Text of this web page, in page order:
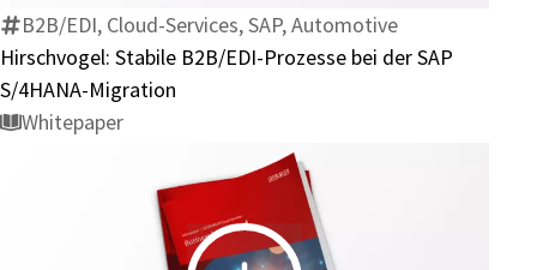
bei
der
Migration
B2B/EDI, Cloud-Services, SAP, Automotive
Hirschvogel: Stabile B2B/EDI-Prozesse bei der SAP
S/4HANA-Migration
Whitepaper